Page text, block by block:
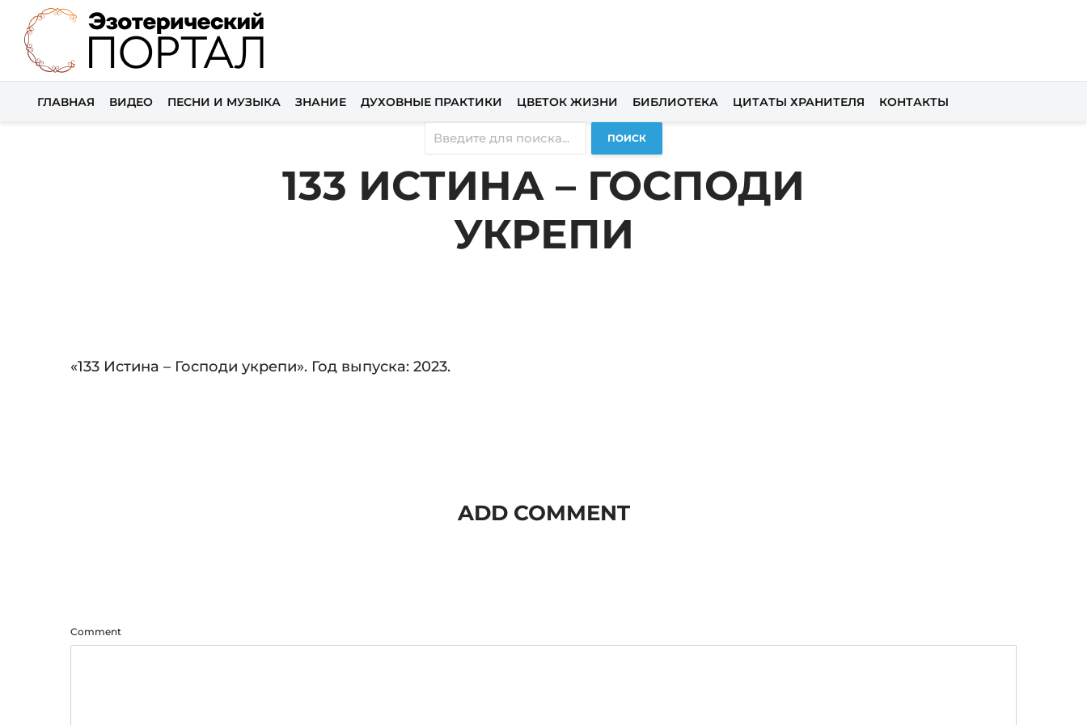
ГЛАВНАЯ ВИДЕО ПЕСНИ И МУЗЫКА ЗНАНИЕ ДУХОВНЫЕ ПРАКТИКИ ЦВЕТОК ЖИЗНИ БИБЛИОТЕКА ЦИТАТЫ ХРАНИТЕЛЯ КОНТАКТЫ
ПОИСК
133 ИСТИНА – ГОСПОДИ
УКРЕПИ
Audio
«133 Истина – Господи укрепи». Год выпуска: 2023.
ADD COMMENT
Comment